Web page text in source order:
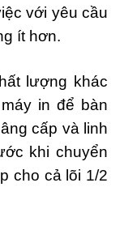
với yêu cầu
ít hơn.
lượng khác
in để bàn
cấp và linh
khi chuyển
cho cả lõi 1/2